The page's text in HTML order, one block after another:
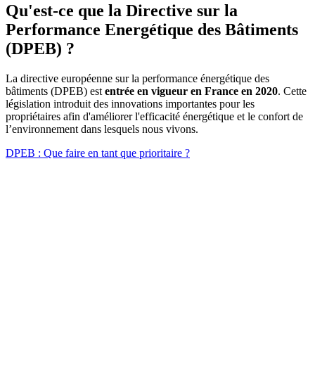
Qu'est-ce que la Directive sur la
Performance Energétique des Bâtiments
(DPEB) ?
La directive européenne sur la performance énergétique des
bâtiments (DPEB) est entrée en vigueur en France en 2020. Cette
législation introduit des innovations importantes pour les
propriétaires afin d'améliorer l'efficacité énergétique et le confort de
l’environnement dans lesquels nous vivons.
DPEB : Que faire en tant que prioritaire ?